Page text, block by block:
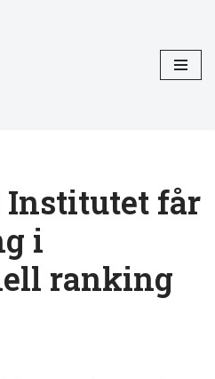
får
i
ranking